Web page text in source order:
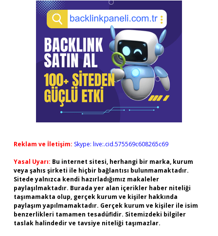
Reklam ve İletişim: Skype: live:.cid.575569c608265c69
Yasal Uyarı: Bu internet sitesi, herhangi bir marka, kurum
veya şahıs şirketi ile hiçbir bağlantısı bulunmamaktadır.
Sitede yalnızca kendi hazırladığımız makaleler
paylaşılmaktadır. Burada yer alan içerikler haber niteliği
taşımamakta olup, gerçek kurum ve kişiler hakkında
paylaşım yapılmamaktadır. Gerçek kurum ve kişiler ile isim
benzerlikleri tamamen tesadüfidir. Sitemizdeki bilgiler
taslak halindedir ve tavsiye niteliği taşımazlar.